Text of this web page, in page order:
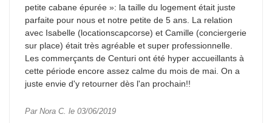
petite cabane épurée »: la taille du logement était juste
parfaite pour nous et notre petite de 5 ans. La relation
avec Isabelle (locationscapcorse) et Camille (conciergerie
sur place) était très agréable et super professionnelle.
Les commerçants de Centuri ont été hyper accueillants à
cette période encore assez calme du mois de mai. On a
juste envie d'y retourner dès l'an prochain!!
Par Nora C. le 03/06/2019